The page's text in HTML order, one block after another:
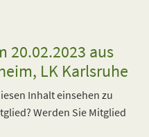
20.02.2023 aus
LK Karlsruhe
Inhalt einsehen zu
Werden Sie Mitglied